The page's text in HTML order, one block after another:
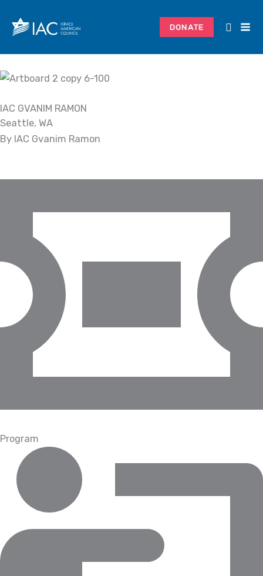
content
DONATE
IAC GVANIM RAMON
Seattle, WA
By IAC Gvanim Ramon
Program